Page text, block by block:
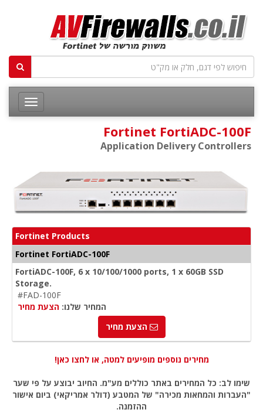
Fortinet FortiADC-100F
Application Delivery Controllers
Fortinet Products
Fortinet FortiADC-100F
FortiADC-100F, 6 x 10/100/1000 ports, 1 x 60GB SSD
Storage.
#FAD-100F
המחיר שלנו: הצעת מחיר
הצעת מחיר
מחירים נוספים מופיעים למטה, או לחצו כאן!
שימו לב: כל המחירים באתר כוללים מע"מ. החיוב יבוצע על פי שער
"העברות והמחאות מכירה" של המטבע (דולר אמריקאי) ביום אישור
ההזמנה.